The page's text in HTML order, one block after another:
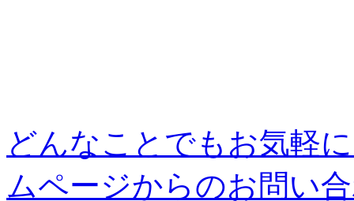
どんなことでもお気軽
ムページからのお問い